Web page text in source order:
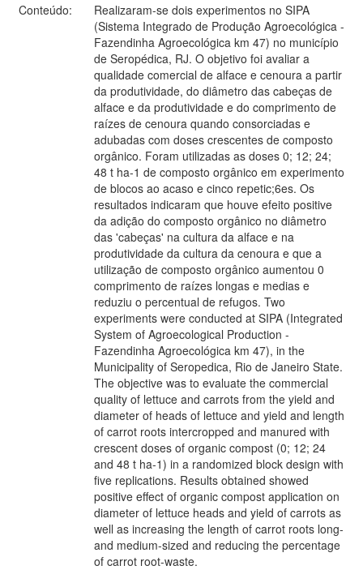
Conteúdo:
Realizaram-se dois experimentos no SIPA
(Sistema Integrado de Produção Agroecológica -
Fazendinha Agroecológica km 47) no município
de Seropédica, RJ. O objetivo foi avaliar a
qualidade comercial de alface e cenoura a partir
da produtividade, do diâmetro das cabeças de
alface e da produtividade e do comprimento de
raízes de cenoura quando consorciadas e
adubadas com doses crescentes de composto
orgânico. Foram utilizadas as doses 0; 12; 24;
48 t ha-1 de composto orgânico em experimento
de blocos ao acaso e cinco repetic;6es. Os
resultados indicaram que houve efeito positive
da adição do composto orgânico no diâmetro
das 'cabeças' na cultura da alface e na
produtividade da cultura da cenoura e que a
utilização de composto orgânico aumentou 0
comprimento de raízes longas e medias e
reduziu o percentual de refugos. Two
experiments were conducted at SIPA (Integrated
System of Agroecological Production -
Fazendinha Agroecológica km 47), in the
Municipality of Seropedica, Rio de Janeiro State.
The objective was to evaluate the commercial
quality of lettuce and carrots from the yield and
diameter of heads of lettuce and yield and length
of carrot roots intercropped and manured with
crescent doses of organic compost (0; 12; 24
and 48 t ha-1) in a randomized block design with
five replications. Results obtained showed
positive effect of organic compost application on
diameter of lettuce heads and yield of carrots as
well as increasing the length of carrot roots long-
and medium-sized and reducing the percentage
of carrot root-waste.